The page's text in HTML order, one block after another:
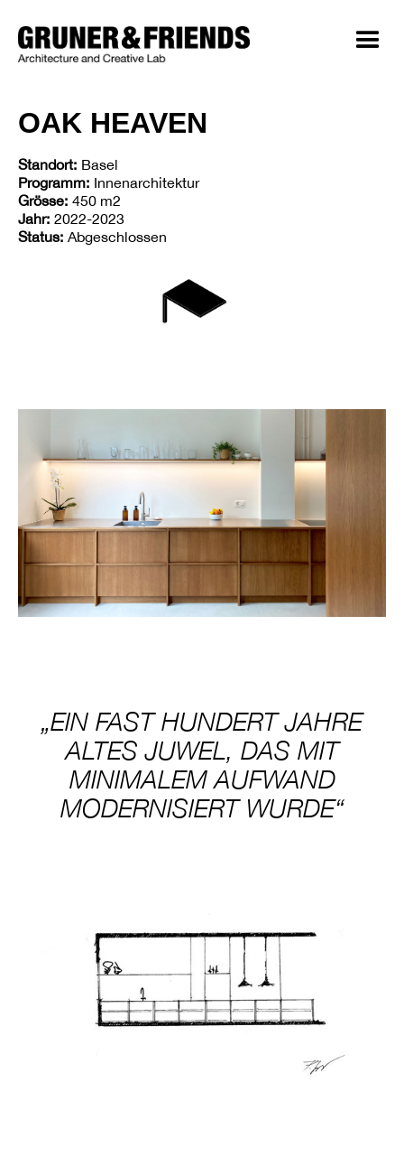
OAK HEAVEN
Standort: Basel
Programm: Innenarchitektur
Grösse: 450 m2
Jahr: 2022-2023
Status: Abgeschlossen
„EIN FAST HUNDERT JAHRE
ALTES JUWEL, DAS MIT
MINIMALEM AUFWAND
MODERNISIERT WURDE“